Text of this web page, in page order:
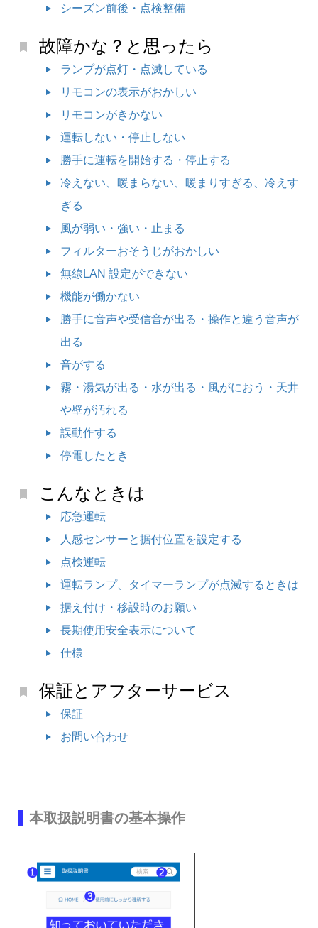
シーズン前後・点検整備
故障かな？と思ったら
ランプが点灯・点滅している
リモコンの表示がおかしい
リモコンがきかない
運転しない・停止しない
勝手に運転を開始する・停止する
冷えない、暖まらない、暖まりすぎる、冷えす
ぎる
風が弱い・強い・止まる
フィルターおそうじがおかしい
無線LAN 設定ができない
機能が働かない
勝手に音声や受信音が出る・操作と違う音声が
出る
音がする
霧・湯気が出る・水が出る・風がにおう・天井
や壁が汚れる
誤動作する
停電したとき
こんなときは
応急運転
人感センサーと据付位置を設定する
点検運転
運転ランプ、タイマーランプが点滅するときは
据え付け・移設時のお願い
長期使用安全表示について
仕様
保証とアフターサービス
保証
お問い合わせ
本取扱説明書の基本操作